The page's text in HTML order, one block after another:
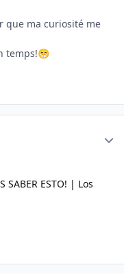
que ma curiosité me
temps!😁
SABER ESTO! | Los